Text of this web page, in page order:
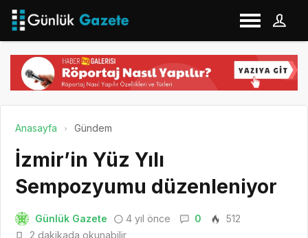
Anasayfa Gündem
İzmir’in Yüz Yılı
Sempozyumu düzenleniyor
Günlük Gazete 4 yıl önce 0
512
2 dakikada okunabilir